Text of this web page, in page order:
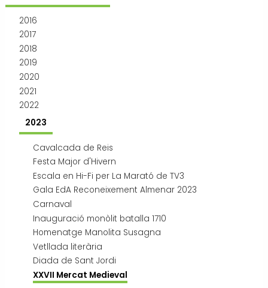
2016
2017
2018
2019
2020
2021
2022
2023
Cavalcada de Reis
Festa Major d'Hivern
Escala en Hi-Fi per La Marató de TV3
Gala EdA Reconeixement Almenar 2023
Carnaval
Inauguració monòlit batalla 1710
Homenatge Manolita Susagna
Vetllada literària
Diada de Sant Jordi
XXVII Mercat Medieval